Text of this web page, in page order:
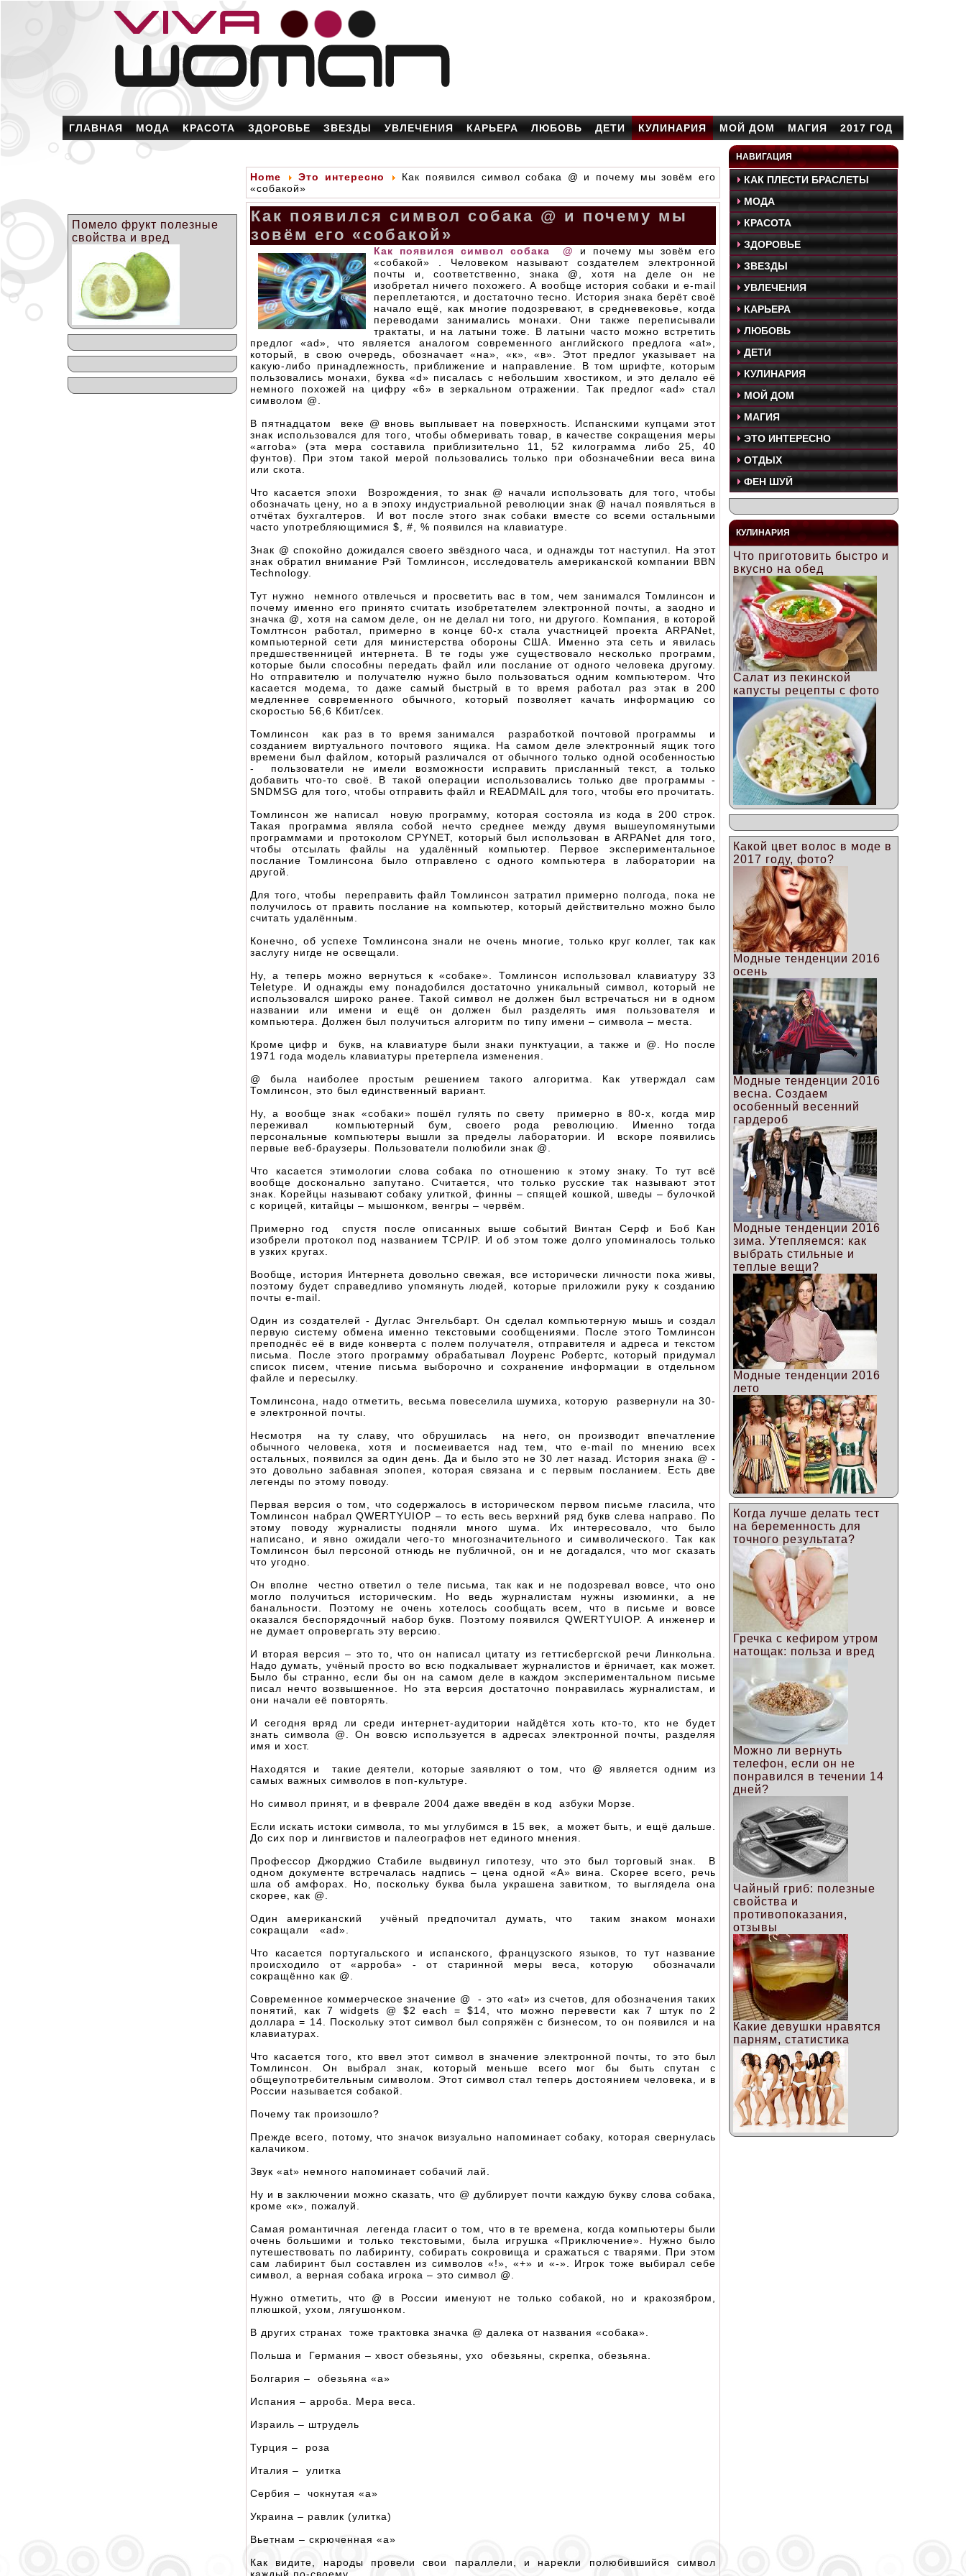
ГЛАВНАЯ МОДА КРАСОТА ЗДОРОВЬЕ ЗВЕЗДЫ УВЛЕЧЕНИЯ КАРЬЕРА ЛЮБОВЬ ДЕТИ КУЛИНАРИЯ МОЙ ДОМ МАГИЯ 2017 ГОД
Помело фрукт полезные
свойства и вред
Home Это интересно
Как появился символ собака @ и почему мы зовём его
«собакой»
Как появился символ собака @ и почему мы
зовём его «собакой»
Как появился символ собака @
и почему мы зовём его
«собакой» . Человеком называют создателем электронной
почты и, соответственно, знака @, хотя на деле он не
изобретал ничего похожего. А вообще история собаки и e-mail
переплетаются, и достаточно тесно. История знака берёт своё
начало ещё, как многие подозревают, в средневековье, когда
переводами занимались монахи. Они также переписывали
трактаты, и на латыни тоже. В латыни часто можно встретить
предлог «ad», что является аналогом современного английского предлога «at»,
который, в свою очередь, обозначает «на», «к», «в». Этот предлог указывает на
какую-либо принадлежность, приближение и направление. В том шрифте, которым
пользовались монахи, буква «d» писалась с небольшим хвостиком, и это делало её
немного похожей на цифру «6» в зеркальном отражении. Так предлог «ad» стал
символом @.
В пятнадцатом веке @ вновь выплывает на поверхность. Испанскими купцами этот
знак использовался для того, чтобы обмеривать товар, в качестве сокращения меры
«arroba» (эта мера составила приблизительно 11, 52 килограмма либо 25, 40
фунтов). При этом такой мерой пользовались только при обозначе6нии веса вина
или скота.
Что касается эпохи Возрождения, то знак @ начали использовать для того, чтобы
обозначать цену, но а в эпоху индустриальной революции знак @ начал появляться в
отчётах бухгалтеров. И вот после этого знак собаки вместе со всеми остальными
часто употребляющимися $, #, % появился на клавиатуре.
Знак @ спокойно дожидался своего звёздного часа, и однажды тот наступил. На этот
знак обратил внимание Рэй Томлинсон, исследователь американской компании BBN
Technology.
Тут нужно немного отвлечься и просветить вас в том, чем занимался Томлинсон и
почему именно его принято считать изобретателем электронной почты, а заодно и
значка @, хотя на самом деле, он не делал ни того, ни другого. Компания, в которой
Томлтнсон работал, примерно в конце 60-х стала участницей проекта ARPANet,
компьютерной сети для министерства обороны США. Именно эта сеть и явилась
предшественницей интернета. В те годы уже существовало несколько программ,
которые были способны передать файл или послание от одного человека другому.
Но отправителю и получателю нужно было пользоваться одним компьютером. Что
касается модема, то даже самый быстрый в то время работал раз этак в 200
медленнее современного обычного, который позволяет качать информацию со
скоростью 56,6 Кбит/сек.
Томлинсон как раз в то время занимался разработкой почтовой программы и
созданием виртуального почтового ящика. На самом деле электронный ящик того
времени был файлом, который различался от обычного только одной особенностью
- пользователи не имели возможности исправить присланный текст, а только
добавить что-то своё. В такой операции использовались только две программы -
SNDMSG для того, чтобы отправить файл и READMAIL для того, чтобы его прочитать.
Томлинсон же написал новую программу, которая состояла из кода в 200 строк.
Такая программа являла собой нечто среднее между двумя вышеупомянутыми
программами и протоколом CPYNET, который был использован в ARPANet для того,
чтобы отсылать файлы на удалённый компьютер. Первое экспериментальное
послание Томлинсона было отправлено с одного компьютера в лаборатории на
другой.
Для того, чтобы переправить файл Томлинсон затратил примерно полгода, пока не
получилось от править послание на компьютер, который действительно можно было
считать удалённым.
Конечно, об успехе Томлинсона знали не очень многие, только круг коллег, так как
заслугу нигде не освещали.
Ну, а теперь можно вернуться к «собаке». Томлинсон использовал клавиатуру 33
Teletype. И однажды ему понадобился достаточно уникальный символ, который не
использовался широко ранее. Такой символ не должен был встречаться ни в одном
названии или имени и ещё он должен был разделять имя пользователя и
компьютера. Должен был получиться алгоритм по типу имени – символа – места.
Кроме цифр и букв, на клавиатуре были знаки пунктуации, а также и @. Но после
1971 года модель клавиатуры претерпела изменения.
@ была наиболее простым решением такого алгоритма. Как утверждал сам
Томлинсон, это был единственный вариант.
Ну, а вообще знак «собаки» пошёл гулять по свету примерно в 80-х, когда мир
переживал компьютерный бум, своего рода революцию. Именно тогда
персональные компьютеры вышли за пределы лаборатории. И вскоре появились
первые веб-браузеры. Пользователи полюбили знак @.
Что касается этимологии слова собака по отношению к этому знаку. То тут всё
вообще досконально запутано. Считается, что только русские так называют этот
знак. Корейцы называют собаку улиткой, финны – спящей кошкой, шведы – булочкой
с корицей, китайцы – мышонком, венгры – червём.
Примерно год спустя после описанных выше событий Винтан Серф и Боб Кан
изобрели протокол под названием TCP/IP. И об этом тоже долго упоминалось только
в узких кругах.
Вообще, история Интернета довольно свежая, все исторически личности пока живы,
поэтому будет справедливо упомянуть людей, которые приложили руку к созданию
почты e-mail.
Один из создателей - Дуглас Энгельбарт. Он сделал компьютерную мышь и создал
первую систему обмена именно текстовыми сообщениями. После этого Томлинсон
преподнёс её в виде конверта с полем получателя, отправителя и адреса и текстом
письма. После этого программу обрабатывал Лоуренс Робертс, который придумал
список писем, чтение письма выборочно и сохранение информации в отдельном
файле и пересылку.
Томлинсона, надо отметить, весьма повеселила шумиха, которую развернули на 30-
е электронной почты.
Несмотря на ту славу, что обрушилась на него, он производит впечатление
обычного человека, хотя и посмеивается над тем, что e-mail по мнению всех
остальных, появился за один день. Да и было это не 30 лет назад. История знака @ -
это довольно забавная эпопея, которая связана и с первым посланием. Есть две
легенды по этому поводу.
Первая версия о том, что содержалось в историческом первом письме гласила, что
Томлинсон набрал QWERTYUIOP – то есть весь верхний ряд букв слева направо. По
этому поводу журналисты подняли много шума. Их интересовало, что было
написано, и явно ожидали чего-то многозначительного и символического. Так как
Томлинсон был персоной отнюдь не публичной, он и не догадался, что мог сказать
что угодно.
Он вполне честно ответил о теле письма, так как и не подозревал вовсе, что оно
могло получиться историческим. Но ведь журналистам нужны изюминки, а не
банальности. Поэтому не очень хотелось сообщать всем, что в письме и вовсе
оказался беспорядочный набор букв. Поэтому появился QWERTYUIOP. А инженер и
не думает опровергать эту версию.
И вторая версия – это то, что он написал цитату из геттисбергской речи Линкольна.
Надо думать, учёный просто во всю подкалывает журналистов и ёрничает, как может.
Было бы странно, если бы он на самом деле в каждом экспериментальном письме
писал нечто возвышенное. Но эта версия достаточно понравилась журналистам, и
они начали её повторять.
И сегодня вряд ли среди интернет-аудитории найдётся хоть кто-то, кто не будет
знать символа @. Он вовсю используется в адресах электронной почты, разделяя
имя и хост.
Находятся и такие деятели, которые заявляют о том, что @ является одним из
самых важных символов в поп-культуре.
Но символ принят, и в феврале 2004 даже введён в код азбуки Морзе.
Если искать истоки символа, то мы углубимся в 15 век, а может быть, и ещё дальше.
До сих пор и лингвистов и палеографов нет единого мнения.
Профессор Джорджио Стабиле выдвинул гипотезу, что это был торговый знак. В
одном документе встречалась надпись – цена одной «А» вина. Скорее всего, речь
шла об амфорах. Но, поскольку буква была украшена завитком, то выглядела она
скорее, как @.
Один американский учёный предпочитал думать, что таким знаком монахи
сокращали «ad».
Что касается португальского и испанского, французского языков, то тут название
происходило от «арроба» - от старинной меры веса, которую обозначали
сокращённо как @.
Современное коммерческое значение @ - это «at» из счетов, для обозначения таких
понятий, как 7 widgets @ $2 each = $14, что можно перевести как 7 штук по 2
доллара = 14. Поскольку этот символ был сопряжён с бизнесом, то он появился и на
клавиатурах.
Что касается того, кто ввел этот символ в значение электронной почты, то это был
Томлинсон. Он выбрал знак, который меньше всего мог бы быть спутан с
общеупотребительным символом. Этот символ стал теперь достоянием человека, и в
России называется собакой.
Почему так произошло?
Прежде всего, потому, что значок визуально напоминает собаку, которая свернулась
калачиком.
Звук «at» немного напоминает собачий лай.
Ну и в заключении можно сказать, что @ дублирует почти каждую букву слова собака,
кроме «к», пожалуй.
Самая романтичная легенда гласит о том, что в те времена, когда компьютеры были
очень большими и только текстовыми, была игрушка «Приключение». Нужно было
путешествовать по лабиринту, собирать сокровища и сражаться с тварями. При этом
сам лабиринт был составлен из символов «!», «+» и «-». Игрок тоже выбирал себе
символ, а верная собака игрока – это символ @.
Нужно отметить, что @ в России именуют не только собакой, но и кракозябром,
плюшкой, ухом, лягушонком.
В других странах тоже трактовка значка @ далека от названия «собака».
Польша и Германия – хвост обезьяны, ухо обезьяны, скрепка, обезьяна.
Болгария – обезьяна «а»
Испания – арроба. Мера веса.
Израиль – штрудель
Турция – роза
Италия – улитка
Сербия – чокнутая «а»
Украина – равлик (улитка)
Вьетнам – скрюченная «а»
Как видите, народы провели свои параллели, и нарекли полюбившийся символ
НАВИГАЦИЯ
КАК ПЛЕСТИ БРАСЛЕТЫ
МОДА
КРАСОТА
ЗДОРОВЬЕ
ЗВЕЗДЫ
УВЛЕЧЕНИЯ
КАРЬЕРА
ЛЮБОВЬ
ДЕТИ
КУЛИНАРИЯ
МОЙ ДОМ
МАГИЯ
ЭТО ИНТЕРЕСНО
ОТДЫХ
ФЕН ШУЙ
КУЛИНАРИЯ
Что приготовить быстро и
вкусно на обед
Салат из пекинской
капусты рецепты с фото
Какой цвет волос в моде в
2017 году, фото?
Модные тенденции 2016
осень
Модные тенденции 2016
весна. Создаем
особенный весенний
гардероб
Модные тенденции 2016
зима. Утепляемся: как
выбрать стильные и
теплые вещи?
Модные тенденции 2016
лето
Когда лучше делать тест
на беременность для
точного результата?
Гречка с кефиром утром
натощак: польза и вред
Можно ли вернуть
телефон, если он не
понравился в течении 14
дней?
Чайный гриб: полезные
свойства и
противопоказания,
отзывы
Какие девушки нравятся
парням, статистика